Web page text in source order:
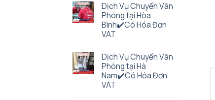
Dịch Vụ Chuyển Văn
Phòng tại Hòa
Bình✔️Có Hóa Đơn
VAT
Dịch Vụ Chuyển Văn
Phòng tại Hà
Nam✔️Có Hóa Đơn
VAT